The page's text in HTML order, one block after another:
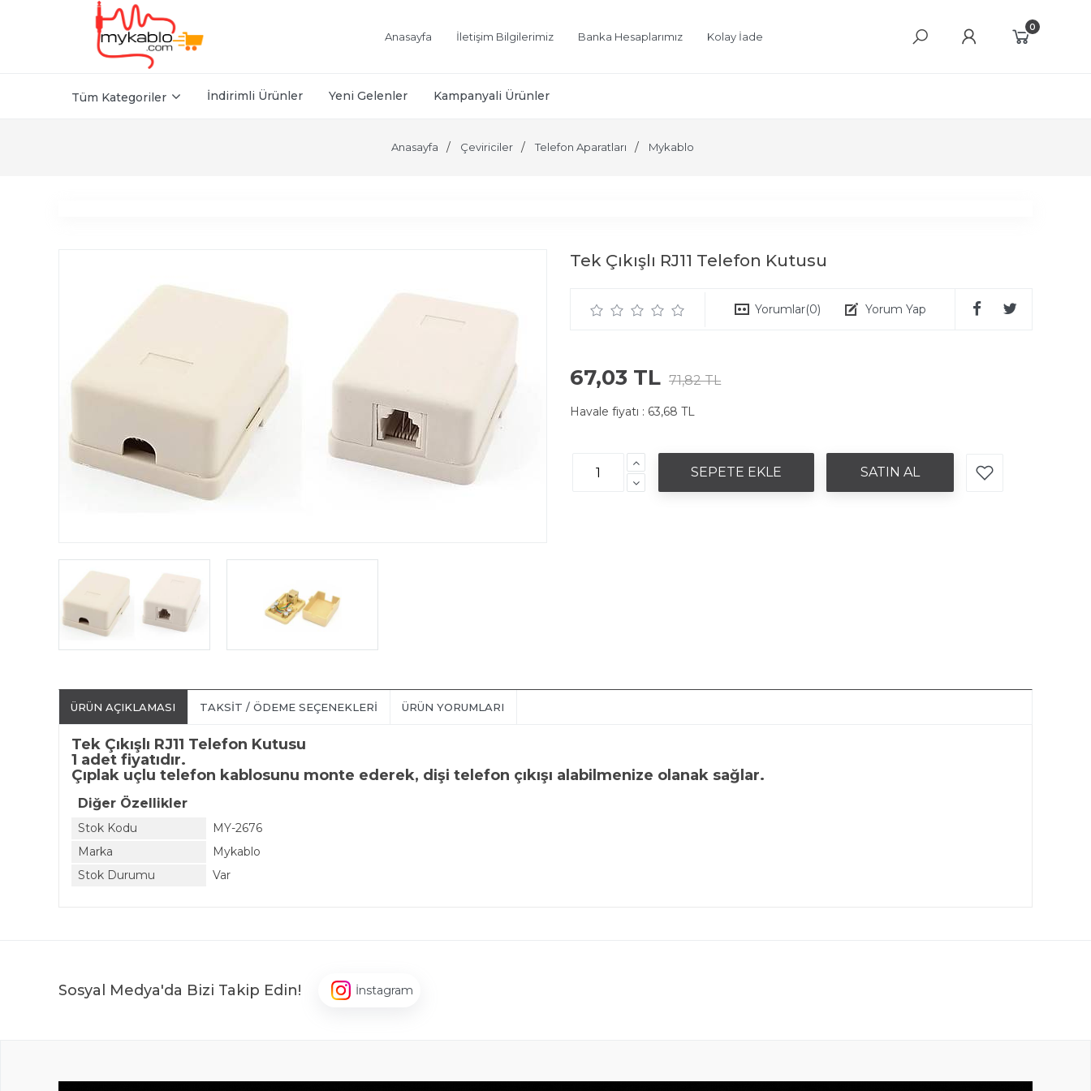
Anasayfa İletişim Bilgilerimiz Banka Hesaplarımız Kolay İade
0
Tüm Kategoriler İndirimli Ürünler Yeni Gelenler Kampanyali Ürünler
Anasayfa Çeviriciler Telefon Aparatları Mykablo
Tek Çıkışlı RJ11 Telefon Kutusu
Yorumlar(0) Yorum Yap
67,03 TL 71,82 TL
Havale fiyatı : 63,68 TL
ÜRÜN AÇIKLAMASI TAKSIT / ÖDEME SEÇENEKLERI ÜRÜN YORUMLARI
Tek Çıkışlı RJ11 Telefon Kutusu
1 adet fiyatıdır.
Çıplak uçlu telefon kablosunu monte ederek, dişi telefon çıkışı alabilmenize olanak sağlar.
Diğer Özellikler
Stok Kodu
MY-2676
Marka
Mykablo
Stok Durumu
Var
Sosyal Medya'da Bizi Takip Edin! İnstagram